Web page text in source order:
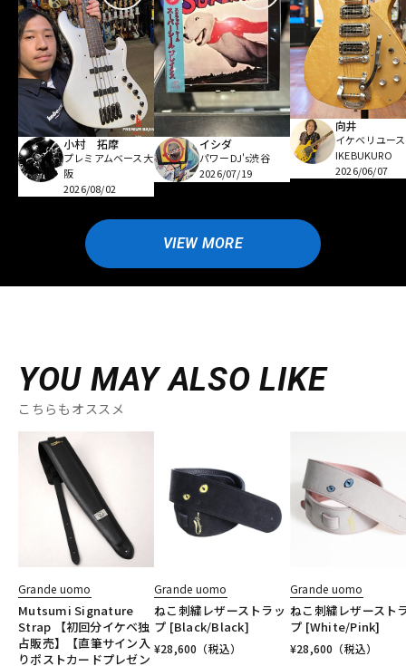
小村 拓摩
プレミアムベース大
阪
2026/08/02
イシダ
パワーDJ's渋谷
2026/07/19
向井
イケベリユース
IKEBUKURO
2026/06/07
VIEW MORE
YOU MAY ALSO LIKE
こちらもオススメ
Grande uomo
Mutsumi Signature
Strap 【初回分イケベ独
占販売】【直筆サイン入
りポストカードプレゼン
Grande uomo
ねこ刺繍レザーストラッ
プ [Black/Black]
¥28,600 （税込）
Grande uomo
ねこ刺繍レザースト
プ [White/Pink]
¥28,600 （税込）